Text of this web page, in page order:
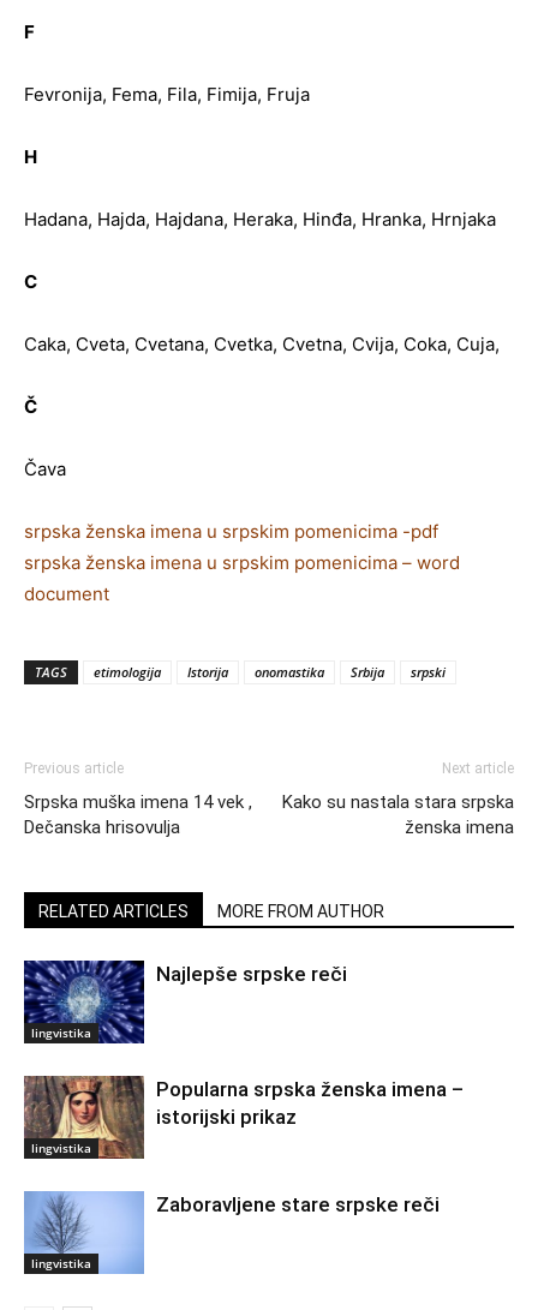
F
Fevronija, Fema, Fila, Fimija, Fruja
H
Hadana, Hajda, Hajdana, Heraka, Hinđa, Hranka, Hrnjaka
C
Caka, Cveta, Cvetana, Cvetka, Cvetna, Cvija, Coka, Cuja,
Č
Čava
srpska ženska imena u srpskim pomenicima -pdf
srpska ženska imena u srpskim pomenicima – word
document
TAGS etimologija Istorija onomastika Srbija srpski
Previous article
Srpska muška imena 14 vek ,
Dečanska hrisovulja
Next article
Kako su nastala stara srpska
ženska imena
RELATED ARTICLES MORE FROM AUTHOR
lingvistika
Najlepše srpske reči
lingvistika
Popularna srpska ženska imena –
istorijski prikaz
lingvistika
Zaboravljene stare srpske reči